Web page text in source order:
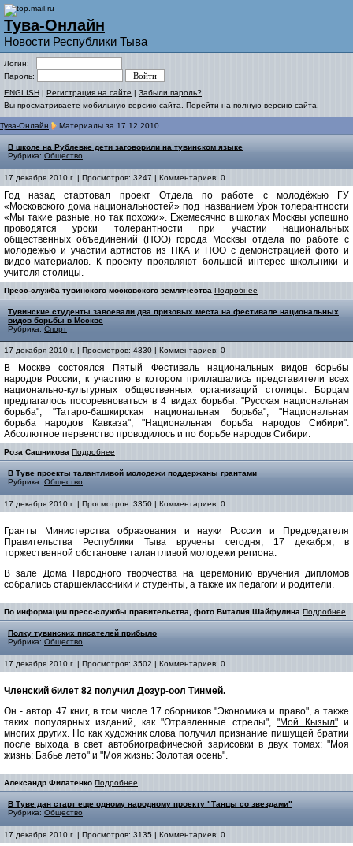
Тува-Онлайн
Новости Республики Тыва
Логин:
Пароль:
ENGLISH | Регистрация на сайте | Забыли пароль?
Вы просматриваете мобильную версию сайта. Перейти на полную версию сайта.
Тува-Онлайн Материалы за 17.12.2010
В школе на Рублевке дети заговорили на тувинском языке
Рубрика: Общество
17 декабря 2010 г. | Просмотров: 3247 | Комментариев: 0
Год назад стартовал проект Отдела по работе с молодёжью ГУ
«Московского дома национальностей» под названием Урок толерантности
«Мы такие разные, но так похожи». Ежемесячно в школах Москвы успешно
проводятся уроки толерантности при участии национальных
общественных объединений (НОО) города Москвы отдела по работе с
молодежью и участии артистов из НКА и НОО с демонстрацией фото и
видео-материалов. К проекту проявляют большой интерес школьники и
учителя столицы.
Пресс-служба тувинского московского землячества Подробнее
Тувинские студенты завоевали два призовых места на фестивале национальных
видов борьбы в Москве
Рубрика: Спорт
17 декабря 2010 г. | Просмотров: 4330 | Комментариев: 0
В Москве состоялся Пятый Фестиваль национальных видов борьбы
народов России, к участию в котором приглашались представители всех
национально-культурных общественных организаций столицы. Борцам
предлагалось посоревноваться в 4 видах борьбы: "Русская национальная
борьба", "Татаро-башкирская национальная борьба", "Национальная
борьба народов Кавказа", "Национальная борьба народов Сибири".
Абсолютное первенство проводилось и по борьбе народов Сибири.
Роза Сашникова Подробнее
В Туве проекты талантливой молодежи поддержаны грантами
Рубрика: Общество
17 декабря 2010 г. | Просмотров: 3350 | Комментариев: 0
Гранты Министерства образования и науки России и Председателя
Правительства Республики Тыва вручены сегодня, 17 декабря, в
торжественной обстановке талантливой молодежи региона.
В зале Дома Народного творчества на церемонию вручения дипломов
собрались старшеклассники и студенты, а также их педагоги и родители.
По информации пресс-службы правительства, фото Виталия Шайфулина Подробнее
Полку тувинских писателей прибыло
Рубрика: Общество
17 декабря 2010 г. | Просмотров: 3502 | Комментариев: 0
Членский билет 82 получил Дозур-оол Тинмей.
Он - автор 47 книг, в том числе 17 сборников "Экономика и право", а также
таких популярных изданий, как "Отравленные стрелы", "Мой Кызыл"и
многих других. Но как художник слова получил признание пишущей братии
после выхода в свет автобиографической зарисовки в двух томах: "Моя
жизнь: Бабье лето" и "Моя жизнь: Золотая осень".
Александр Филатенко Подробнее
В Туве дан старт еще одному народному проекту "Танцы со звездами"
Рубрика: Общество
17 декабря 2010 г. | Просмотров: 3135 | Комментариев: 0